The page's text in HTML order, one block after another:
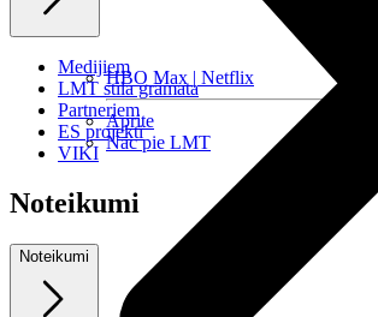
HBO Max | Netflix
Aprite
Nāc pie LMT
Medijiem
LMT stila grāmata
Partneriem
ES projekti
VIKI
Noteikumi
Noteikumi